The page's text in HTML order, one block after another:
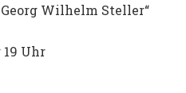
Wilhelm Steller“
19 Uhr